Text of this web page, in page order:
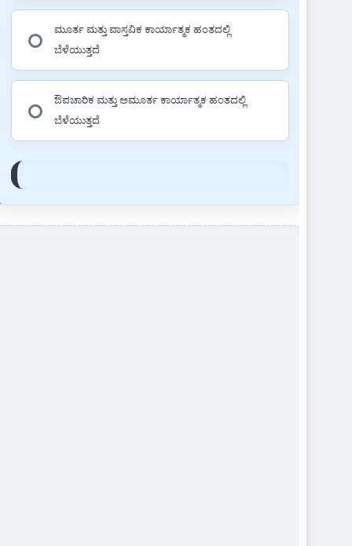
ಮೂರ್ತ ಮತ್ತು ವಾಸ್ತವಿಕ ಕಾರ್ಯಾತ್ಮಕ ಹಂತದಲ್ಲಿ
ಬೆಳೆಯುತ್ತದೆ
ಔಪಚಾರಿಕ ಮತ್ತು ಅಮೂರ್ತ ಕಾರ್ಯಾತ್ಮಕ ಹಂತದಲ್ಲಿ
ಬೆಳೆಯುತ್ತದೆ